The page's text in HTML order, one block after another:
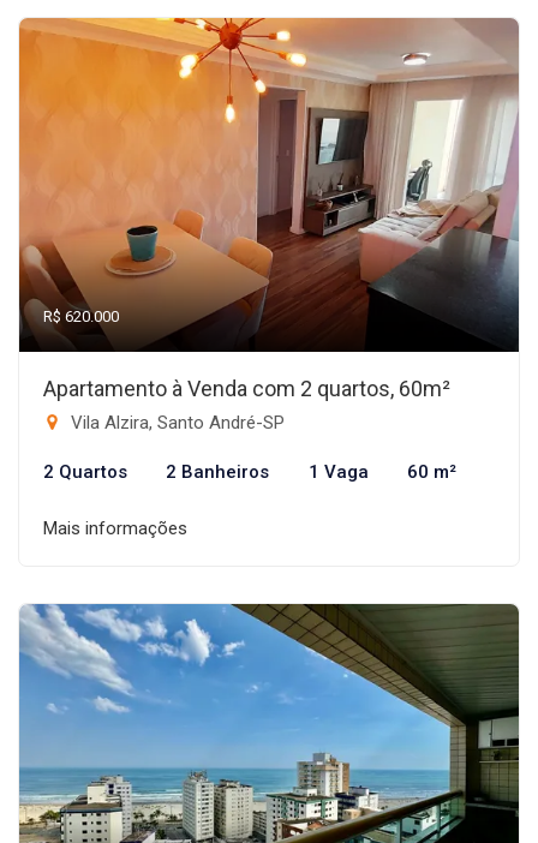
R$ 620.000
Apartamento à Venda com 2 quartos, 60m²
Vila Alzira, Santo André-SP
2 Quartos 2 Banheiros 1 Vaga 60 m²
Mais informações